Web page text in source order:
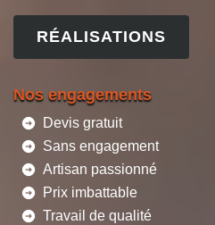
RÉALISATIONS
Nos engagements
Devis gratuit
Sans engagement
Artisan passionné
Prix imbattable
Travail de qualité